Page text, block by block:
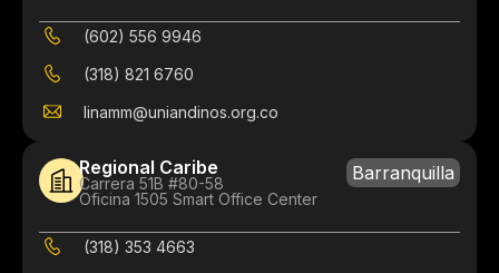
(602) 556 9946
(318) 821 6760
linamm@uniandinos.org.co
Regional Caribe
Carrera 51B #80-58
Oficina 1505 Smart Office Center
Barranquilla
(318) 353 4663